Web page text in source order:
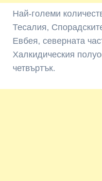
Най-големи
Тесалия,
Евбея, северната
Халкидическия
четвъртък.